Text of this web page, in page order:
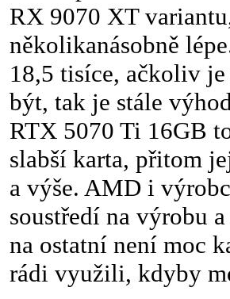
RX 9070 XT
několikanásobně
18,5 tisíce, ačkoliv
být, tak je stále
RTX 5070 Ti 16GB
slabší karta, přitom
a výše. AMD i
soustředí na výrobu
na ostatní není moc
rádi využili, kdyby